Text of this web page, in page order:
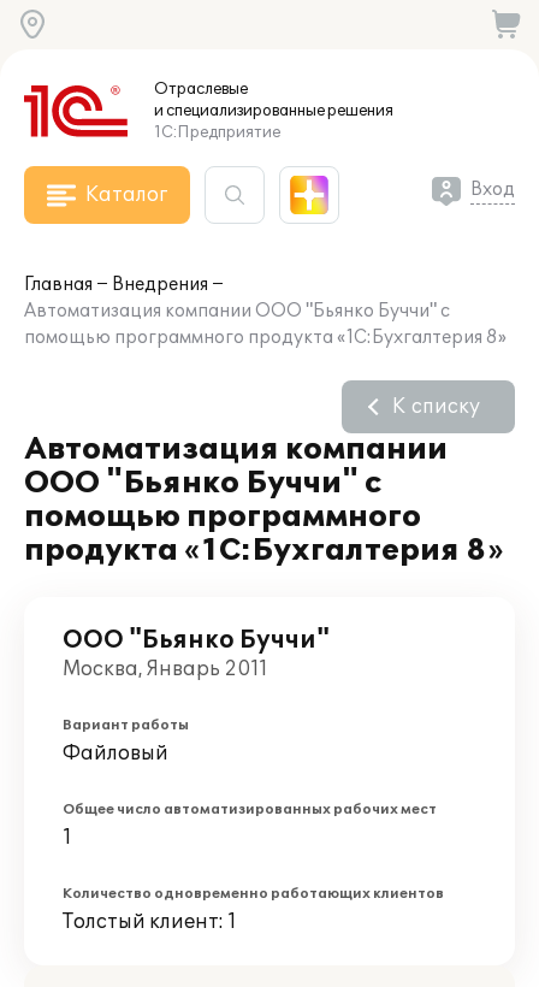
Отраслевые
и специализированныерешения
1С:Предприятие
Каталог Вход
Главная
Внедрения
Автоматизация компании ООО "Бьянко Буччи" с
помощью программного продукта «1С:Бухгалтерия 8»
Автоматизация компании
ООО "Бьянко Буччи" с
помощью программного
продукта «1С:Бухгалтерия 8»
К списку
ООО "Бьянко Буччи"
Москва, Январь 2011
Вариант работы
Файловый
Общее число автоматизированных рабочих мест
1
Количество одновременно работающих клиентов
Толстый клиент: 1